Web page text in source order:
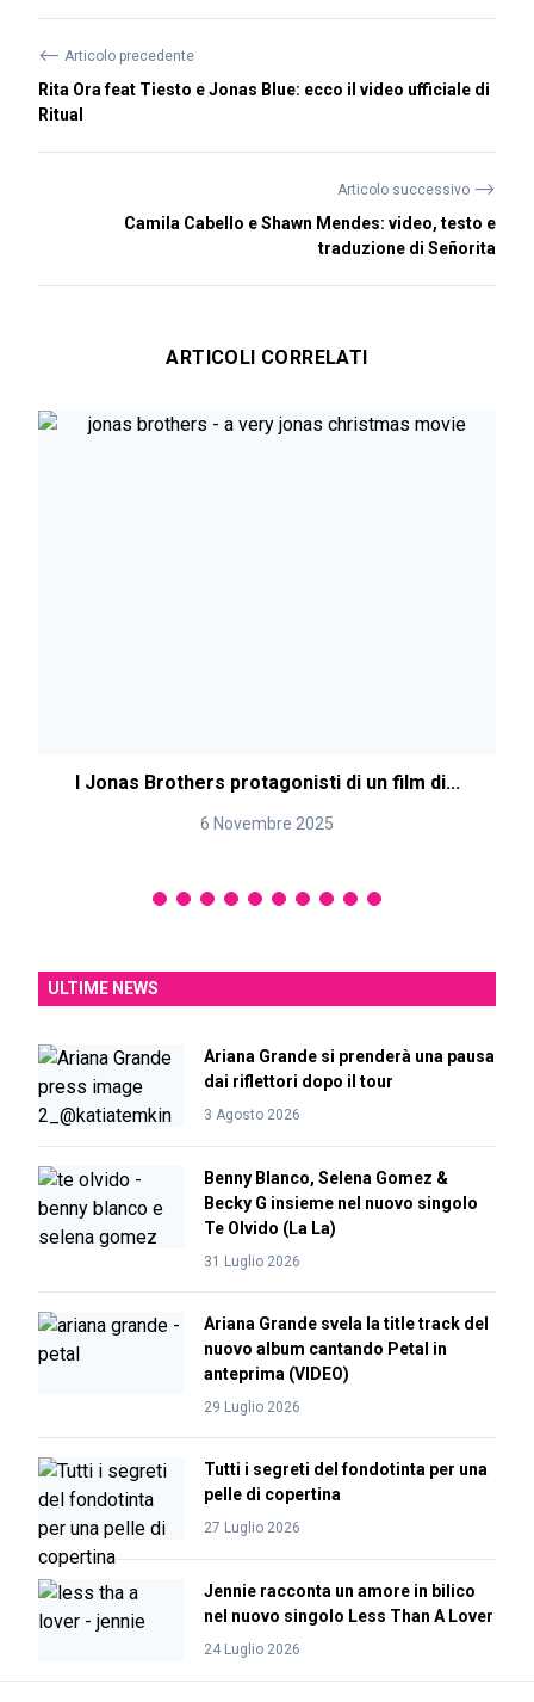
⟵ Articolo precedente
Rita Ora feat Tiesto e Jonas Blue: ecco il video ufficiale di
Ritual
Articolo successivo ⟶
Camila Cabello e Shawn Mendes: video, testo e
traduzione di Señorita
ARTICOLI CORRELATI
I Jonas Brothers protagonisti di un film di...
6 Novembre 2025
ULTIME NEWS
Ariana Grande si prenderà una pausa
dai riflettori dopo il tour
3 Agosto 2026
Benny Blanco, Selena Gomez &
Becky G insieme nel nuovo singolo
Te Olvido (La La)
31 Luglio 2026
Ariana Grande svela la title track del
nuovo album cantando Petal in
anteprima (VIDEO)
29 Luglio 2026
Tutti i segreti del fondotinta per una
pelle di copertina
27 Luglio 2026
Jennie racconta un amore in bilico
nel nuovo singolo Less Than A Lover
24 Luglio 2026